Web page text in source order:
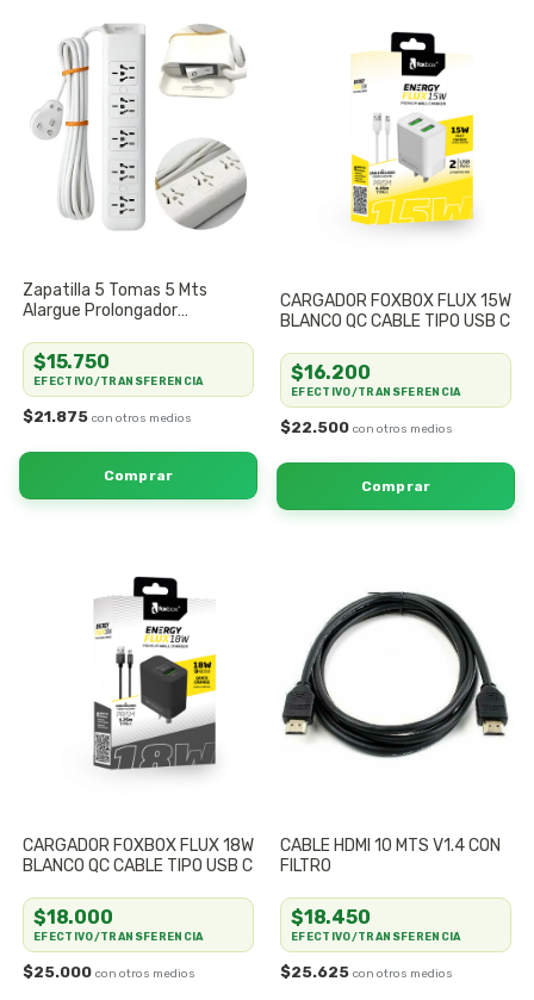
Zapatilla 5 Tomas 5 Mts
Alargue Prolongador
$21.875
$15.750
EFECTIVO/TRANSFERENCIA
CARGADOR FOXBOX FLUX 15W
BLANCO QC CABLE TIPO USB C
$22.500
$16.200
EFECTIVO/TRANSFERENCIA
CARGADOR FOXBOX FLUX 18W
BLANCO QC CABLE TIPO USB C
$25.000
$18.000
EFECTIVO/TRANSFERENCIA
CABLE HDMI 10 MTS V1.4 CON
FILTRO
$25.625
$18.450
EFECTIVO/TRANSFERENCIA